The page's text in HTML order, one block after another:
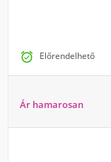
 Előrendelhető
Ár hamarosan